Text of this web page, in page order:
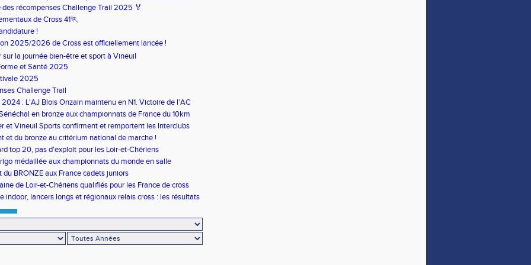
des récompenses Challenge Trail 2025 🏅
de Cross 41🏃
!
2025/2026 de Cross est officiellement lancée !
sur la journée bien-être et sport à Vineuil
et Santé 2025
2025
Challenge Trail
2024 : L'AJ Blois Onzain maintenu en N1. Victoire de l'AC
en N2Ben bronze aux championnats de France du 10km
et Vineuil Sports confirment et remportent les Interclubs
et du bronze au critérium national de marche !
top 20, pas d'exploit pour les Loir-et-Chériens
médaillée aux championnats du monde en salle
du BRONZE aux France cadets juniors
de Loir-et-Chériens qualifiés pour les France de cross
indoor, lancers longs et régionaux relais cross : les résultats